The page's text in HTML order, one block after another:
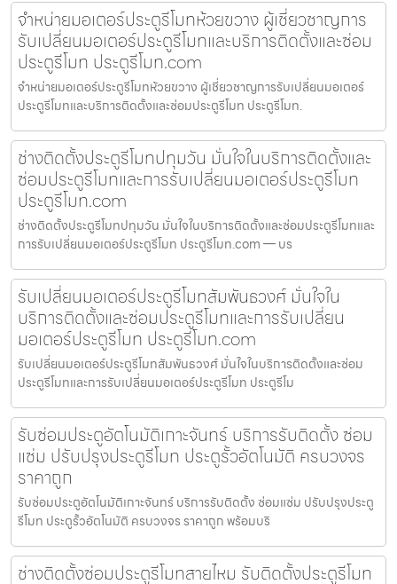
จำหน่ายมอเตอร์ประตูรีโมทห้วยขวาง ผู้เชี่ยวชาญการ
รับเปลี่ยนมอเตอร์ประตูรีโมทและบริการติดตั้งและซ่อม
ประตูรีโมท ประตูรีโมท.com
จำหน่ายมอเตอร์ประตูรีโมทห้วยขวาง ผู้เชี่ยวชาญการรับเปลี่ยนมอเตอร์
ประตูรีโมทและบริการติดตั้งและซ่อมประตูรีโมท ประตูรีโมท.
ช่างติดตั้งประตูรีโมทปทุมวัน มั่นใจในบริการติดตั้งและ
ซ่อมประตูรีโมทและการรับเปลี่ยนมอเตอร์ประตูรีโมท
ประตูรีโมท.com
ช่างติดตั้งประตูรีโมทปทุมวัน มั่นใจในบริการติดตั้งและซ่อมประตูรีโมทและ
การรับเปลี่ยนมอเตอร์ประตูรีโมท ประตูรีโมท.com — บร
รับเปลี่ยนมอเตอร์ประตูรีโมทสัมพันธวงศ์ มั่นใจใน
บริการติดตั้งและซ่อมประตูรีโมทและการรับเปลี่ยน
มอเตอร์ประตูรีโมท ประตูรีโมท.com
รับเปลี่ยนมอเตอร์ประตูรีโมทสัมพันธวงศ์ มั่นใจในบริการติดตั้งและซ่อม
ประตูรีโมทและการรับเปลี่ยนมอเตอร์ประตูรีโมท ประตูรีโม
รับซ่อมประตูอัตโนมัติเกาะจันทร์ บริการรับติดตั้ง ซ่อม
แซ่ม ปรับปรุงประตูรีโมท ประตูรั้วอัตโนมัติ ครบวงจร
ราคาถูก
รับซ่อมประตูอัตโนมัติเกาะจันทร์ บริการรับติดตั้ง ซ่อมแซ่ม ปรับปรุงประตู
รีโมท ประตูรั้วอัตโนมัติ ครบวงจร ราคาถูก พร้อมบริ
ช่างติดตั้งซ่อมประตูรีโมทสายไหม รับติดตั้งประตูรีโมท